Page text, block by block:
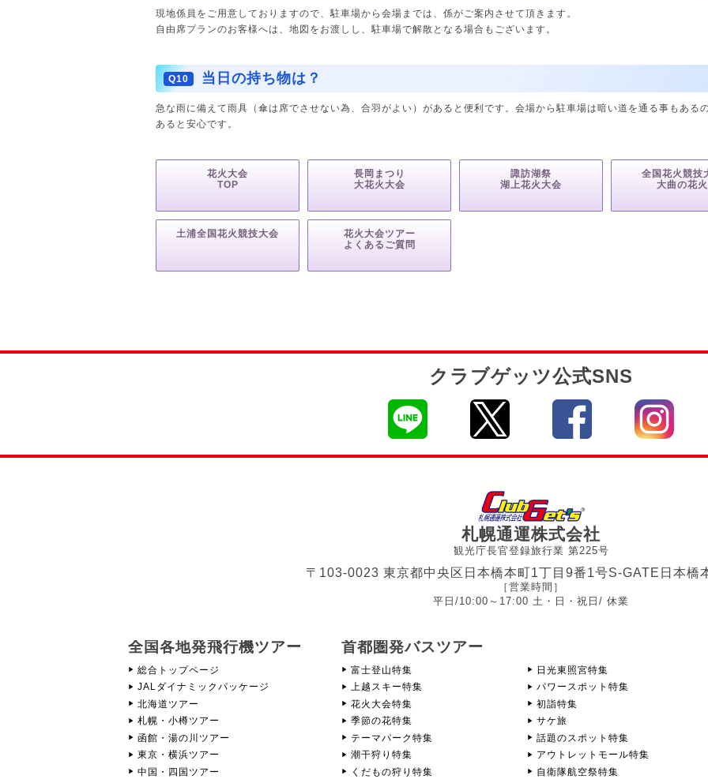
現地係員をご用意しておりますので、駐車場から会場までは、係がご案内させて頂きます。
自由席プランのお客様へは、地図をお渡しし、駐車場で解散となる場合もございます。
Q10 当日の持ち物は？
急な雨に備えて雨具（傘は席でさせない為、合羽がよい）があると便利です。会場から駐車場は暗い道を通る事もある
あると安心です。
花火大会
TOP
長岡まつり
大花火大会
諏訪湖祭
湖上花火大会
全国花火競技
大曲の花火
土浦全国花火競技大会
花火大会ツアー
よくあるご質問
クラブゲッツ公式SNS
札幌通運株式会社
観光庁長官登録旅行業 第225号
〒103-0023 東京都中央区日本橋本町1丁目9番1号S-GATE日本橋
［営業時間］
平日/10:00～17:00 土・日・祝日/ 休業
全国各地発飛行機ツアー
総合トップページ
JALダイナミックパッケージ
北海道ツアー
札幌・小樽ツアー
函館・湯の川ツアー
東京・横浜ツアー
中国・四国ツアー
首都圏発バスツアー
富士登山特集
上越スキー特集
花火大会特集
季節の花特集
テーマパーク特集
潮干狩り特集
くだもの狩り特集
日光東照宮特集
パワースポット特集
初詣特集
サケ旅
話題のスポット特集
アウトレットモール特集
自衛隊航空祭特集